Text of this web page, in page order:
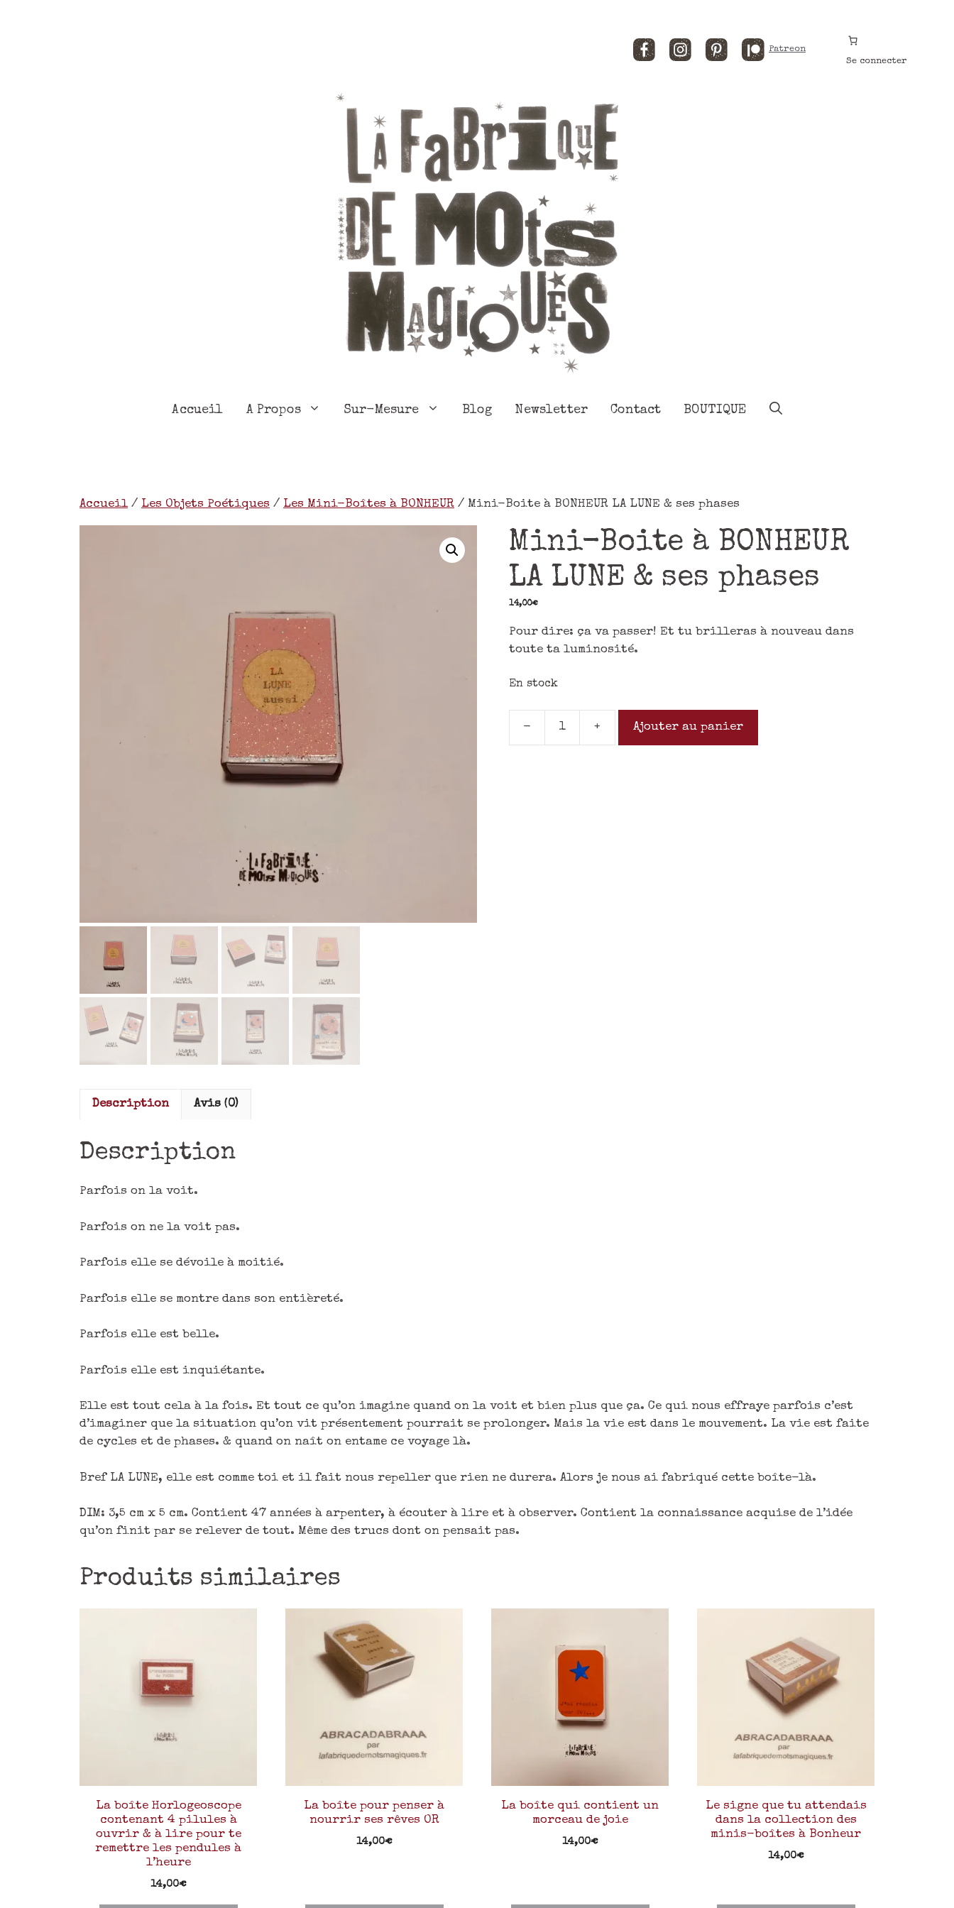
FacebookInstagramPinterestPatreon
Se connecter
Accueil A Propos Sur-Mesure Blog Newsletter Contact BOUTIQUE
Accueil/ Les Objets Poétiques / Les Mini-Boîtes à BONHEUR / Mini-Boite à BONHEUR LA LUNE & ses phases
Mini-Boite à BONHEUR
LA LUNE & ses phases
14,00€
Pour dire: ça va passer! Et tu brilleras à nouveau dans
toute ta luminosité.
En stock
- + Ajouter au panier
Description Avis (0)
Description
Parfois on la voit.
Parfois on ne la voit pas.
Parfois elle se dévoile à moitié.
Parfois elle se montre dans son entièreté.
Parfois elle est belle.
Parfois elle est inquiétante.
Elle est tout cela à la fois. Et tout ce qu’on imagine quand on la voit et bien plus que ça. Ce qui nous effraye parfois c’est
d’imaginer que la situation qu’on vit présentement pourrait se prolonger. Mais la vie est dans le mouvement. La vie est faite
de cycles et de phases. & quand on naît on entame ce voyage là.
Bref LA LUNE, elle est comme toi et il fait nous repeller que rien ne durera. Alors je nous ai fabriqué cette boîte-là.
DIM: 3,5 cm x 5 cm. Contient 47 années à arpenter, à écouter à lire et à observer. Contient la connaissance acquise de l’idée
qu’on finit par se relever de tout. Même des trucs dont on pensait pas.
Produits similaires
La boîte Horlogeoscope
contenant 4 pilules à
ouvrir & à lire pour te
remettre les pendules à
l’heure
14,00€
La boîte pour penser à
nourrir ses rêves OR
14,00€
La boîte qui contient un
morceau de joie
14,00€
Le signe que tu attendais
dans la collection des
minis-boîtes à Bonheur
14,00€